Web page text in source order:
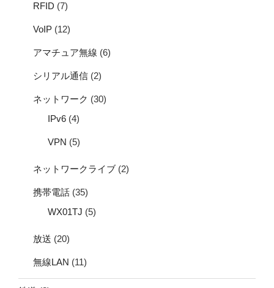
RFID (7)
VoIP (12)
アマチュア無線 (6)
シリアル通信 (2)
ネットワーク (30)
IPv6 (4)
VPN (5)
ネットワークライブ (2)
携帯電話 (35)
WX01TJ (5)
放送 (20)
無線LAN (11)